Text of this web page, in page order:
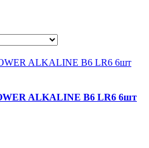
ALKALINE B6 LR6 6шт